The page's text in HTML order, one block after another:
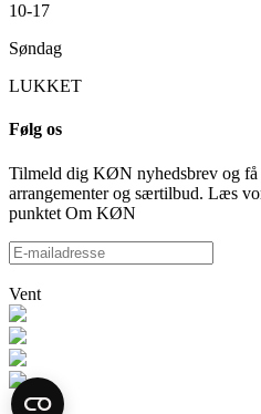
10-17
Søndag
LUKKET
Følg os
Tilmeld dig KØN nyhedsbrev og få
arrangementer og særtilbud. Læs
punktet Om KØN
Vent